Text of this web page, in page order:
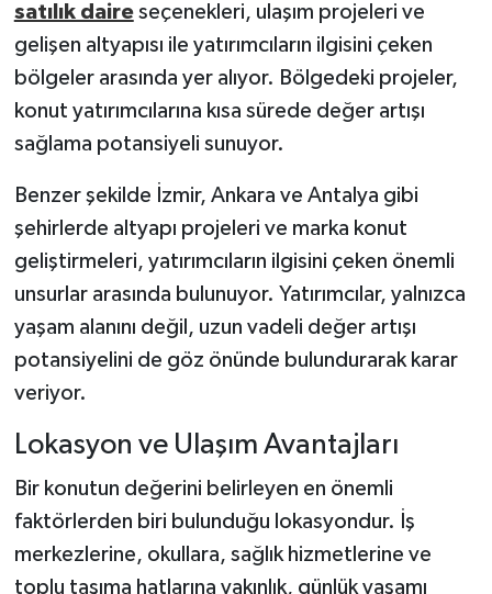
satılık daireseçenekleri, ulaşım projeleri ve
gelişen altyapısı ile yatırımcıların ilgisini çeken
bölgeler arasında yer alıyor. Bölgedeki projeler,
konut yatırımcılarına kısa sürede değer artışı
sağlama potansiyeli sunuyor.
Benzer şekilde İzmir, Ankara ve Antalya gibi
şehirlerde altyapı projeleri ve marka konut
geliştirmeleri, yatırımcıların ilgisini çeken önemli
unsurlar arasında bulunuyor. Yatırımcılar, yalnızca
yaşam alanını değil, uzun vadeli değer artışı
potansiyelini de göz önünde bulundurarak karar
veriyor.
Lokasyon ve Ulaşım Avantajları
Bir konutun değerini belirleyen en önemli
faktörlerden biri bulunduğu lokasyondur. İş
merkezlerine, okullara, sağlık hizmetlerine ve
toplu taşıma hatlarına yakınlık, günlük yaşamı